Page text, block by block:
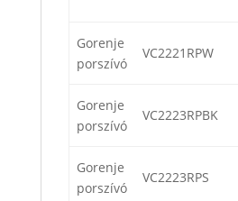
Gorenje
porszívó
VC2221RPW
Gorenje
porszívó
VC2223RPBK
Gorenje
porszívó
VC2223RPS